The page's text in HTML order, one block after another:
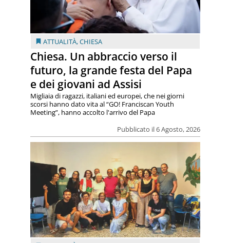
ATTUALITÀ,CHIESA
Chiesa. Un abbraccio verso il
futuro, la grande festa del Papa
e dei giovani ad Assisi
Pubblicato il 6 Agosto, 2026
Migliaia di ragazzi, italiani ed europei, che nei giorni
scorsi hanno dato vita al “GO! Franciscan Youth
Meeting”, hanno accolto l'arrivo del Papa